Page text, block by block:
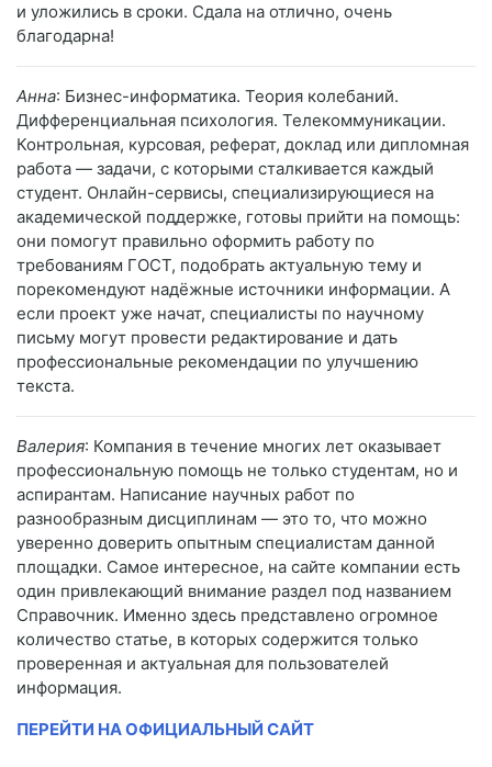
и уложились в сроки. Сдала на отлично, очень
благодарна!
Анна: Бизнес-информатика. Теория колебаний.
Дифференциальная психология. Телекоммуникации.
Контрольная, курсовая, реферат, доклад или дипломная
работа — задачи, с которыми сталкивается каждый
студент. Онлайн-сервисы, специализирующиеся на
академической поддержке, готовы прийти на помощь:
они помогут правильно оформить работу по
требованиям ГОСТ, подобрать актуальную тему и
порекомендуют надёжные источники информации. А
если проект уже начат, специалисты по научному
письму могут провести редактирование и дать
профессиональные рекомендации по улучшению
текста.
Валерия: Компания в течение многих лет оказывает
профессиональную помощь не только студентам, но и
аспирантам. Написание научных работ по
разнообразным дисциплинам — это то, что можно
уверенно доверить опытным специалистам данной
площадки. Самое интересное, на сайте компании есть
один привлекающий внимание раздел под названием
Справочник. Именно здесь представлено огромное
количество статье, в которых содержится только
проверенная и актуальная для пользователей
информация.
ПЕРЕЙТИ НА ОФИЦИАЛЬНЫЙ САЙТ